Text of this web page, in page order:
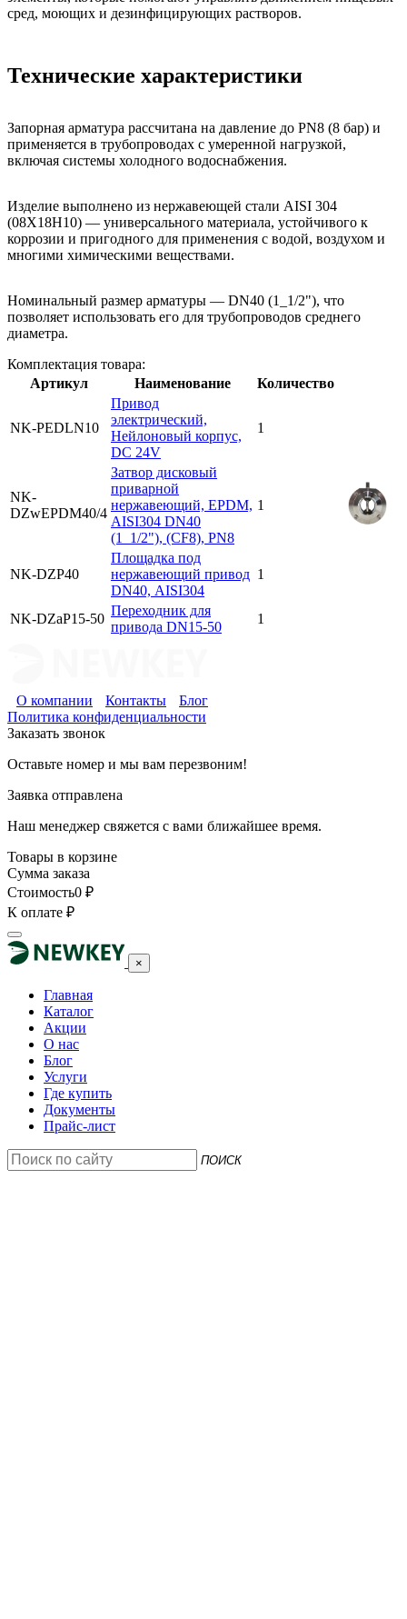
сред, моющих и дезинфицирующих растворов.
Технические характеристики
Запорная арматура рассчитана на давление до PN8 (8 бар) и
применяется в трубопроводах с умеренной нагрузкой,
включая системы холодного водоснабжения.
Изделие выполнено из нержавеющей стали AISI 304
(08Х18Н10) — универсального материала, устойчивого к
коррозии и пригодного для применения с водой, воздухом и
многими химическими веществами.
Номинальный размер арматуры — DN40 (1_1/2"), что
позволяет использовать его для трубопроводов среднего
диаметра.
Комплектация товара:
Артикул
Наименование Количество
NK-PEDLN10
Привод
электрический,
Нейлоновый корпус,
DC 24V
1
NK-
DZwEPDM40/4
Затвор дисковый
приварной
нержавеющий, EPDM,
AISI304 DN40
(1_1/2"), (CF8), PN8
1
NK-DZP40
Площадка под
нержавеющий привод
DN40, AISI304
1
NK-DZaP15-50
Переходник для
привода DN15-50
1
О компании Контакты
Блог
Политика конфиденциальности
Заказать звонок
Оставьте номер и мы вам перезвоним!
Заявка отправлена
Наш менеджер свяжется с вами ближайшее время.
Товары в корзине
Сумма заказа
Стоимость0 ₽
К оплате ₽
×
Главная
Каталог
Акции
О нас
Блог
Услуги
Где купить
Документы
Прайс-лист
ПОИСК